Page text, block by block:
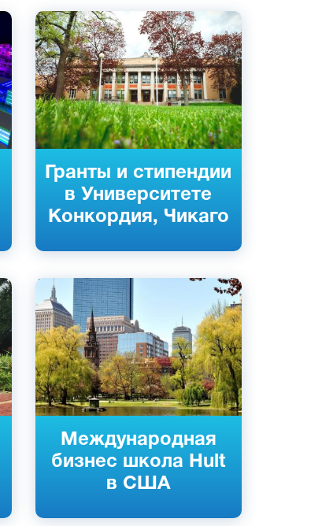
Гранты и стипендии
в Университете
Конкордия, Чикаго
Английский
Ривер Форест, США
Частный
Международная
бизнес школа Hult
в США
Английский
Сан-Франциско, Бостон, Нью-Йорк,
США
Частный